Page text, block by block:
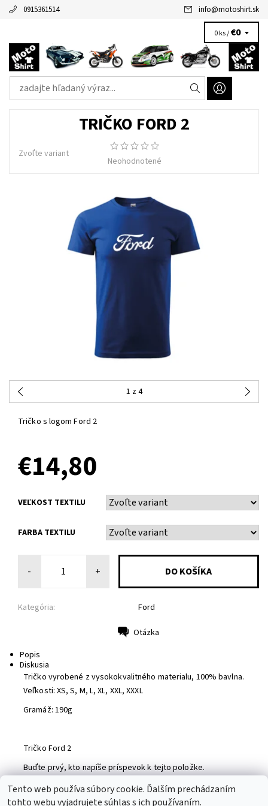
0915361514 info@motoshirt.sk
0 ks /€0
TRIČKO FORD 2
Zvoľte variant
Neohodnotené
1 z 4
Tričko s logom Ford 2
€14,80
VEĽKOST TEXTILU
FARBA TEXTILU
- +
Kategória: Ford
Otázka
Popis
Diskusia
Tričko vyrobené z vysokokvalitného materialu, 100% bavlna.
Veľkosti: XS, S, M, L, XL, XXL, XXXL
Gramáž: 190g
Tričko Ford 2
Buďte prvý, kto napíše príspevok k tejto položke.
Pridať komentár
Tento web používa súbory cookie. Ďalším prechádzaním
tohto webu vyjadrujete súhlas s ich používaním.